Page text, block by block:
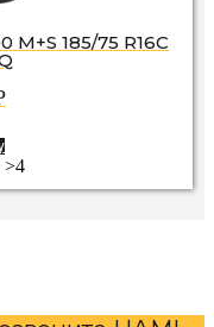
185/75 R16C
>4